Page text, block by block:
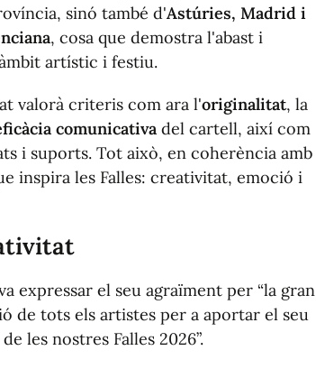
sinó també d'Astúries, Madrid i
, cosa que demostra l'abast i
artístic i festiu.
valorà criteris com ara l'originalitat, la
comunicativa del cartell, així com
i suports. Tot això, en coherència amb
inspira les Falles: creativitat, emoció i
expressar el seu agraïment per “la gran
de tots els artistes per a aportar el seu
les nostres Falles 2026”.